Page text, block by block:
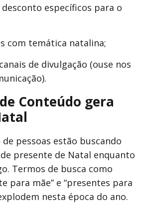
específicos para o
com temática natalina;
de divulgação (ouse nos
Conteúdo gera
pessoas estão buscando
presente de Natal enquanto
Termos de busca como
para mãe” e “presentes para
nesta época do ano.